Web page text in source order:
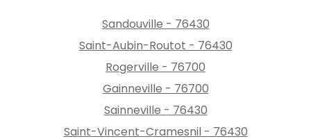
les supports officiels de la
commune.
Sandouville - 76430
Saint-Aubin-Routot - 76430
Rogerville - 76700
Gainneville - 76700
Sainneville - 76430
Saint-Vincent-Cramesnil - 76430